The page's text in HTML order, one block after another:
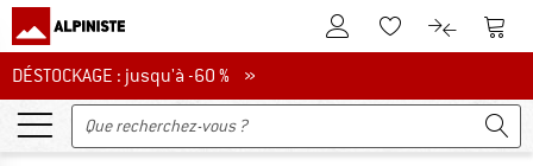
Vers le compte client
Vers la liste
Vers le
DÉSTOCKAGE : jusqu'à -60 %
DÉSTOCKAGE : jusqu'à -60 % »